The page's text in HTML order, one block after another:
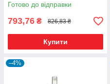
Готово до відправки
793,76 ₴ 826,83 ₴
Купити
–4%